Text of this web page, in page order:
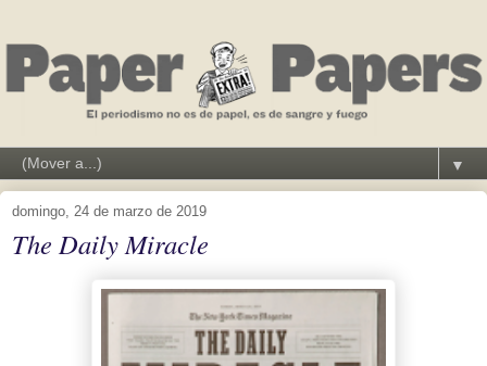
▼
domingo, 24 de marzo de 2019
The Daily Miracle